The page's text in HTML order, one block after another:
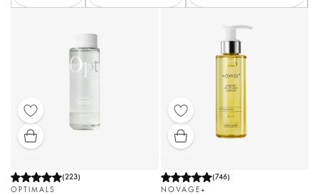
(223)
OPTIMALS
(746)
NOVAGE+